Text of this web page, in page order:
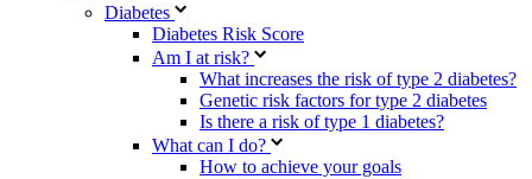
Diabetes
Diabetes Risk Score
Am I at risk?
What increases the risk of type 2 diabetes?
Genetic risk factors for type 2 diabetes
Is there a risk of type 1 diabetes?
What can I do?
How to achieve your goals